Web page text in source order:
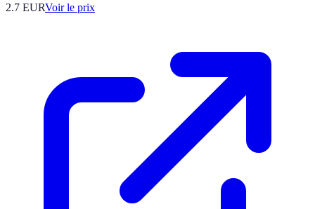
2.7 EURVoir le prix